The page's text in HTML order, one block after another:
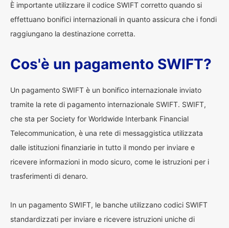
È importante utilizzare il codice SWIFT corretto quando si
effettuano bonifici internazionali in quanto assicura che i fondi
raggiungano la destinazione corretta.
Cos'è un pagamento SWIFT?
Un pagamento SWIFT è un bonifico internazionale inviato
tramite la rete di pagamento internazionale SWIFT. SWIFT,
che sta per Society for Worldwide Interbank Financial
Telecommunication, è una rete di messaggistica utilizzata
dalle istituzioni finanziarie in tutto il mondo per inviare e
ricevere informazioni in modo sicuro, come le istruzioni per i
trasferimenti di denaro.
In un pagamento SWIFT, le banche utilizzano codici SWIFT
standardizzati per inviare e ricevere istruzioni uniche di